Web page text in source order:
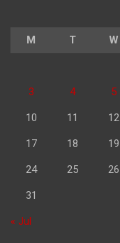
M T W
3 4 5
10 11 12
17 18 19
24 25 26
31
« Jul